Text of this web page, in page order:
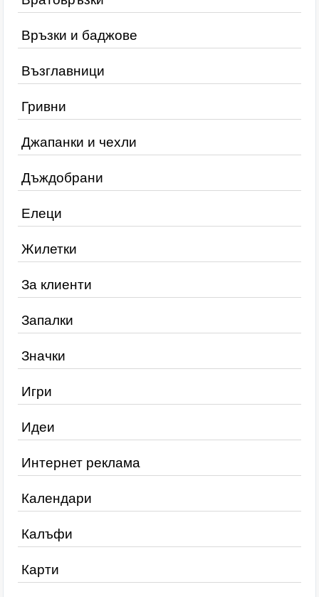
Връзки и баджове
Възглавници
Гривни
Джапанки и чехли
Дъждобрани
Елеци
Жилетки
За клиенти
Запалки
Значки
Игри
Идеи
Интернет реклама
Календари
Калъфи
Карти